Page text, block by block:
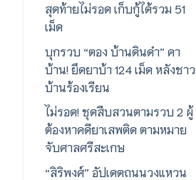
สุดท้ายไม่รอด เก็บกู้ได้รวม 51
เม็ด
บุกรวบ “ตอง บ้านดินดำ” คา
บ้าน! ยึดยาบ้า 124 เม็ด หลังชาว
บ้านร้องเรียน
ไม่รอด! ชุดสืบสวนตามรวบ 2 ผู้
ต้องหาคดียาเสพติด ตามหมาย
จับศาลศรีสะเกษ
“สิริพงศ์” อัปเดตถนนวงแหวน